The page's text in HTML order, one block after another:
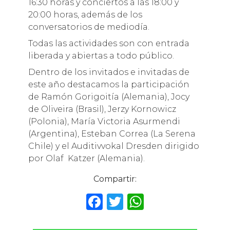
16:30 horas y conciertos a las 18:00 y
20:00 horas, además de los
conversatorios de mediodía.
Todas las actividades son con entrada
liberada y abiertas a todo público.
Dentro de los invitados e invitadas de
este año destacamos la participación
de Ramón Gorigoitía (Alemania), Jocy
de Oliveira (Brasil), Jerzy Kornowicz
(Polonia), María Victoria Asurmendi
(Argentina), Esteban Correa (La Serena
Chile) y el Auditivvokal Dresden dirigido
por Olaf Katzer (Alemania).
Compartir:
F T W